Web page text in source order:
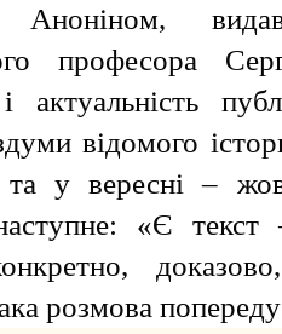
Аноніном,
професора
актуальність
відомого
у вересні –
«Є
розмова